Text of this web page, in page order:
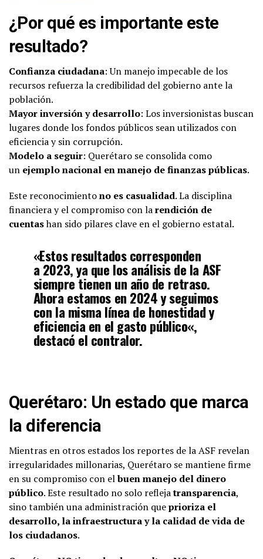
¿Por qué es importante este
resultado?
Confianza ciudadana: Un manejo impecable de los
recursos refuerza la credibilidad del gobierno ante la
población.
Mayor inversión y desarrollo: Los inversionistas buscan
lugares donde los fondos públicos sean utilizados con
eficiencia y sin corrupción.
Modelo a seguir: Querétaro se consolida como
un ejemplo nacional en manejo de finanzas públicas.
Este reconocimientono es casualidad. La disciplina
financiera y el compromiso con larendición de
cuentashan sido pilares clave en el gobierno estatal.
«Estos resultados corresponden
a 2023, ya que los análisis de la ASF
siempre tienen un año de retraso.
Ahora estamos en 2024y seguimos
con la misma línea de honestidad y
eficiencia en el gasto público«,
destacó el contralor.
Querétaro: Un estado que marca
la diferencia
Mientras en otros estados los reportes de la ASF revelan
irregularidades millonarias, Querétaro se mantiene firme
en su compromiso con elbuen manejo del dinero
público. Este resultado no solo reflejatransparencia,
sino también una administración queprioriza el
desarrollo, la infraestructura y la calidad de vida de
los ciudadanos.